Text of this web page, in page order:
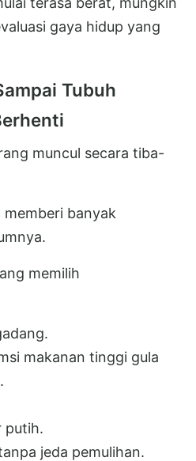
gaya hidup yang
Tubuh
muncul secara tiba-
memberi banyak
memilih
makanan tinggi gula
putih.
jeda pemulihan.